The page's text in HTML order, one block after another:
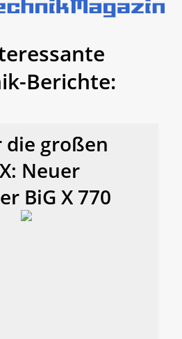
Berichte:
die großen
Neuer
BiG X 770